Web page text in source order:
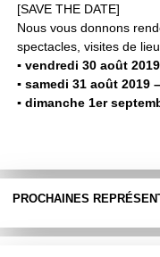
[SAVE THE DATE]
Nous vous donnons
spectacles, visites de
▪ vendredi 30 août
▪ samedi 31 août 2019
▪ dimanche 1er
PROCHAINES